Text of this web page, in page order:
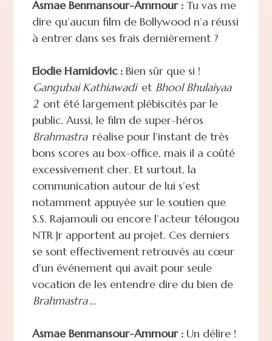
Asmae Benmansour-Ammour :Tu vas me
dire qu’aucun film de Bollywood n’a réussi
à entrer dans ses frais dernièrement ?
Elodie Hamidovic :Bien sûr que si !
Gangubai Kathiawadi et Bhool Bhulaiyaa
2 ont été largement plébiscités par le
public. Aussi, le film de super-héros
Brahmastra réalise pour l’instant de très
bons scores au box-office, mais il a coûté
excessivement cher. Et surtout, la
communication autour de lui s’est
notamment appuyée sur le soutien que
S.S. Rajamouli ou encore l’acteur télougou
NTR Jr apportent au projet. Ces derniers
se sont effectivement retrouvés au cœur
d’un événement qui avait pour seule
vocation de les entendre dire du bien de
Brahmastra…
Asmae Benmansour-Ammour :Un délire !